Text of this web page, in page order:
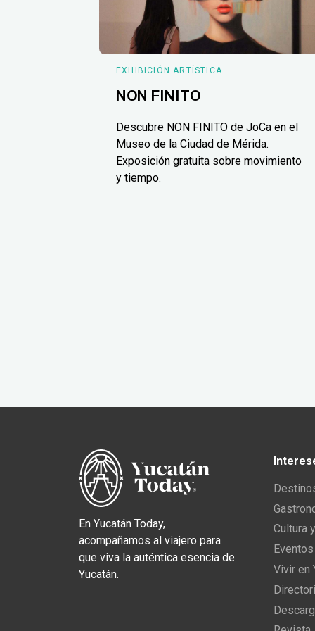
EXHIBICIÓN ARTÍSTICA
NON FINITO
Descubre NON FINITO de JoCa en el
Museo de la Ciudad de Mérida.
Exposición gratuita sobre movimiento
y tiempo.
En Yucatán Today,
acompañamos al viajero para
que viva la auténtica esencia de
Yucatán.
Cultura
Vivir en